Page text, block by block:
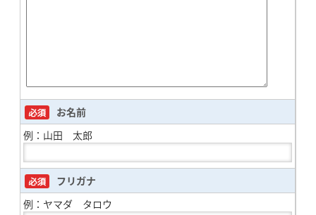
お名前
例：山田 太郎
フリガナ
例：ヤマダ タロウ